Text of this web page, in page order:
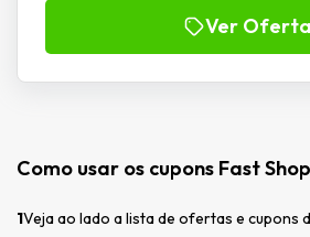
Ver Oferta
Como usar os cupons Fast
1Veja ao lado a lista de ofertas e cupons